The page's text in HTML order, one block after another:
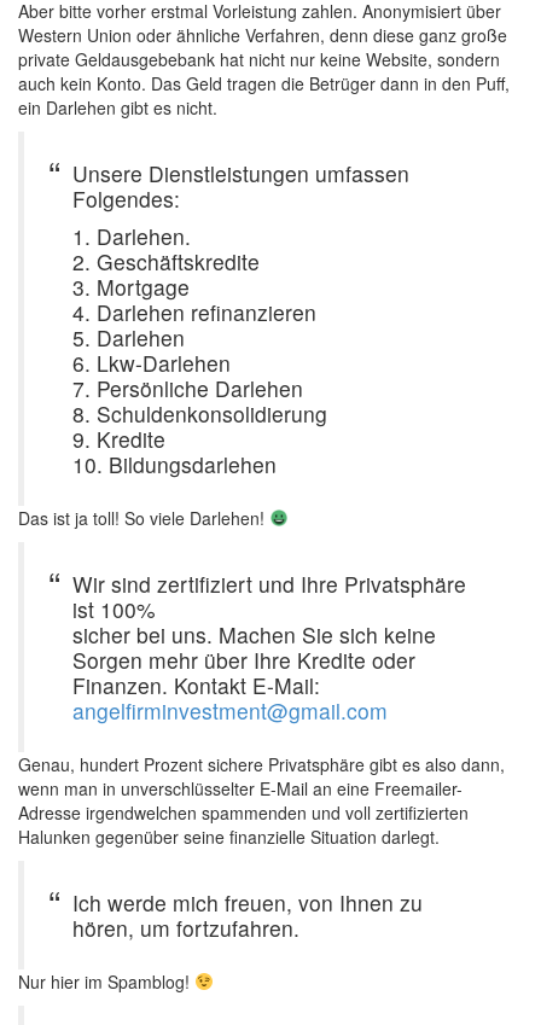
Aber bitte vorher erstmal Vorleistung zahlen. Anonymisiert über
Western Union oder ähnliche Verfahren, denn diese ganz große
private Geldausgebebank hat nicht nur keine Website, sondern
auch kein Konto. Das Geld tragen die Betrüger dann in den Puff,
ein Darlehen gibt es nicht.
Unsere Dienstleistungen umfassen
Folgendes:
1. Darlehen.
2. Geschäftskredite
3. Mortgage
4. Darlehen refinanzieren
5. Darlehen
6. Lkw-Darlehen
7. Persönliche Darlehen
8. Schuldenkonsolidierung
9. Kredite
10. Bildungsdarlehen
Das ist ja toll! So viele Darlehen!
Wir sind zertifiziert und Ihre Privatsphäre
ist 100%
sicher bei uns. Machen Sie sich keine
Sorgen mehr über Ihre Kredite oder
Finanzen. Kontakt E-Mail:
angelfirminvestment@gmail.com
Genau, hundert Prozent sichere Privatsphäre gibt es also dann,
wenn man in unverschlüsselter E-Mail an eine Freemailer-
Adresse irgendwelchen spammenden und voll zertifizierten
Halunken gegenüber seine finanzielle Situation darlegt.
Ich werde mich freuen, von Ihnen zu
hören, um fortzufahren.
Nur hier im Spamblog!